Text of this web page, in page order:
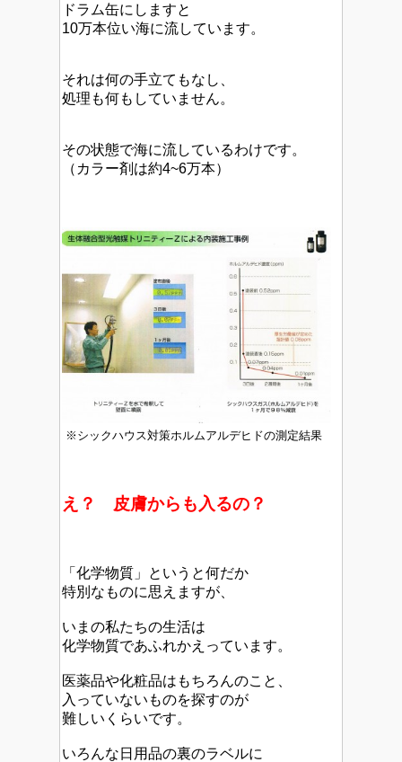
ドラム缶にしますと
10万本位い海に流しています。
それは何の手立てもなし、
処理も何もしていません。
その状態で海に流しているわけです。
（カラー剤は約4~6万本）
※シックハウス対策ホルムアルデヒドの測定結果
え？ 皮膚からも入るの？
「化学物質」というと何だか
特別なものに思えますが、
いまの私たちの生活は
化学物質であふれかえっています。
医薬品や化粧品はもちろんのこと、
入っていないものを探すのが
難しいくらいです。
いろんな日用品の裏のラベルに